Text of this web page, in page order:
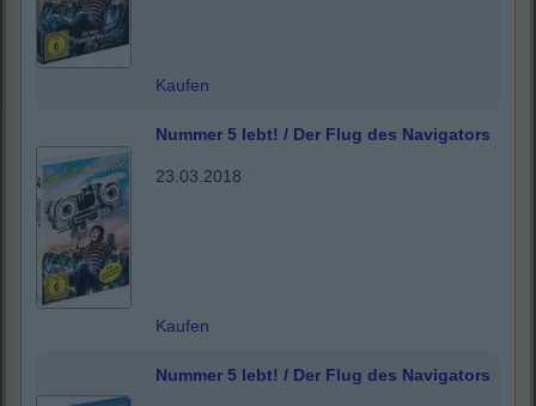
Kaufen
Nummer 5 lebt! / Der Flug des Navigators
23.03.2018
Kaufen
Nummer 5 lebt! / Der Flug des Navigators